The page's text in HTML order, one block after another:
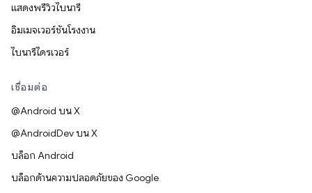
แสดงพรีวิวไบนารี
อิมเมจเวอร์ชันโรงงาน
ไบนารีไดรเวอร์
เชื่อมต่อ
@Android บน X
@AndroidDev บน X
บล็อก Android
บล็อกด้านความปลอดภัยของ Google